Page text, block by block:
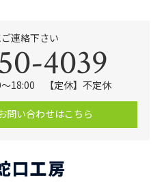
連絡下さい
4039
〜18:00 【定休】不定休
問い合わせはこちら